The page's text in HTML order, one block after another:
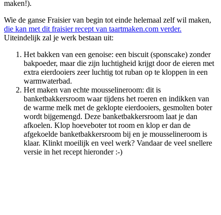
maken!).
Wie de ganse Fraisier van begin tot einde helemaal zelf wil maken,
die kan met dit fraisier recept van taartmaken.com verder.
Uiteindelijk zal je werk bestaan uit:
Het bakken van een genoise: een biscuit (sponscake) zonder
bakpoeder, maar die zijn luchtigheid krijgt door de eieren met
extra eierdooiers zeer luchtig tot ruban op te kloppen in een
warmwaterbad.
Het maken van echte mousselineroom: dit is
banketbakkersroom waar tijdens het roeren en indikken van
de warme melk met de geklopte eierdooiers, gesmolten boter
wordt bijgemengd. Deze banketbakkersroom laat je dan
afkoelen. Klop hoeveboter tot room en klop er dan de
afgekoelde banketbakkersroom bij en je mousselineroom is
klaar. Klinkt moeilijk en veel werk? Vandaar de veel snellere
versie in het recept hieronder :-)